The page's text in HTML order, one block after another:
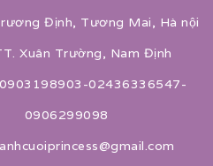
Định, Tương Mai, Hà nội
Xuân Trường, Nam Định
02436336547-
0906299098